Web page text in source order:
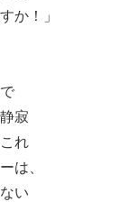
か！」
寂
れ
は、
い